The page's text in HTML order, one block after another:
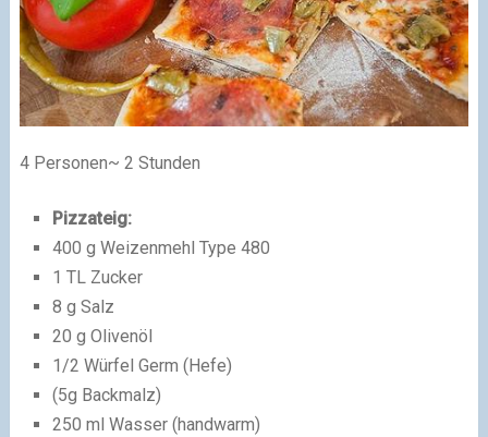
4 Personen~ 2 Stunden
Pizzateig:
400 g Weizenmehl Type 480
1 TL Zucker
8 g Salz
20 g Olivenöl
1/2 Würfel Germ (Hefe)
(5g Backmalz)
250 ml Wasser (handwarm)